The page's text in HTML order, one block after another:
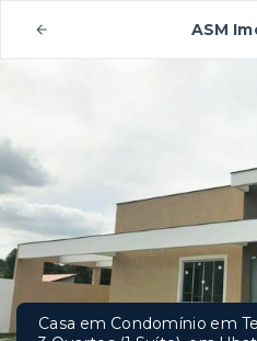
ASM
Casa em Condomínio em